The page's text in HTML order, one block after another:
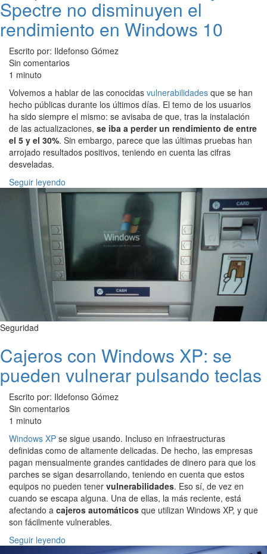
Spectre no disminuyen el
rendimiento en Windows 10
Escrito por: Ildefonso Gómez
Sin comentarios
1 minuto
Volvemos a hablar de las conocidas vulnerabilidades que se han
hecho públicas durante los últimos días. El temo de los usuarios
ha sido siempre el mismo: se avisaba de que, tras la instalación
de las actualizaciones, se iba a perder un rendimiento de entre
el 5 y el 30%. Sin embargo, parece que las últimas pruebas han
arrojado resultados positivos, teniendo en cuenta las cifras
desveladas.
Seguir leyendo
Seguridad
Cajeros con Windows XP: se
pueden vulnerar pulsando teclas
Escrito por: Ildefonso Gómez
Sin comentarios
1 minuto
Windows XP se sigue usando. Incluso en infraestructuras
definidas como de altamente delicadas. De hecho, las empresas
pagan mensualmente grandes cantidades de dinero para que los
parches se sigan desarrollando, teniendo en cuenta que estos
equipos no pueden tener vulnerabilidades. Eso sí, de vez en
cuando se escapa alguna. Una de ellas, la más reciente, está
afectando a cajeros automáticos que utilizan Windows XP, y que
son fácilmente vulnerables.
Seguir leyendo